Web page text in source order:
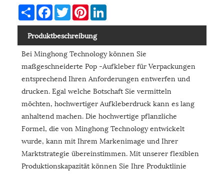
ShareFacebookTwitterPinterest
Produktbeschreibung
Bei Minghong Technology können Sie
maßgeschneiderte Pop -Aufkleber für Verpackungen
entsprechend Ihren Anforderungen entwerfen und
drucken. Egal welche Botschaft Sie vermitteln
möchten, hochwertiger Aufkleberdruck kann es lang
anhaltend machen. Die hochwertige pflanzliche
Formel, die von Minghong Technology entwickelt
wurde, kann mit Ihrem Markenimage und Ihrer
Marktstrategie übereinstimmen. Mit unserer flexiblen
Produktionskapazität können Sie Ihre Produktlinie